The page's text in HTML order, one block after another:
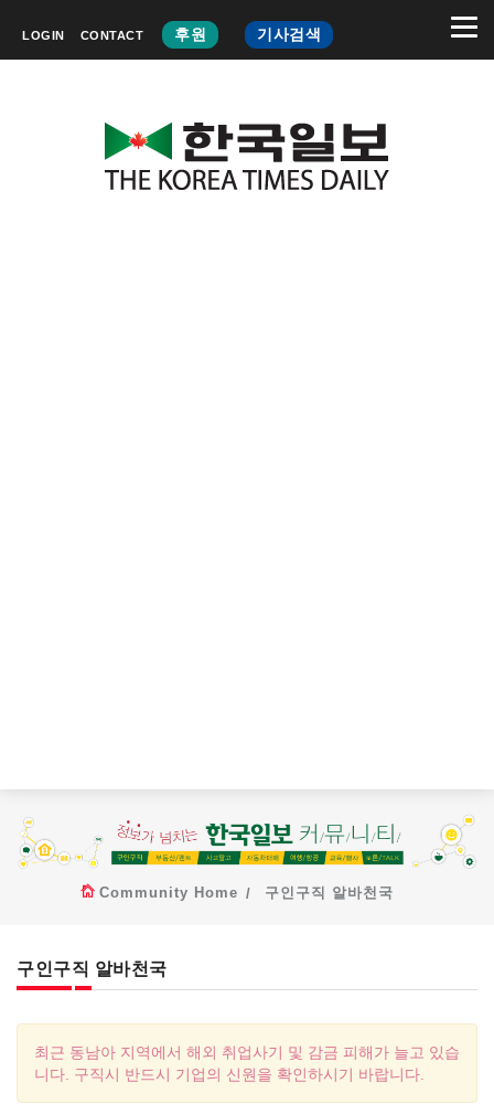
LOGIN CONTACT 후원 기사검색
Community Home 구인구직 알바천국
구인구직 알바천국
최근 동남아 지역에서 해외 취업사기 및 감금 피해가 늘고 있습
니다. 구직시 반드시 기업의 신원을 확인하시기 바랍니다.